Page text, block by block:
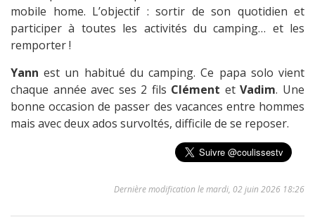
mobile home. L’objectif : sortir de son quotidien et
participer à toutes les activités du camping… et les
remporter !
Yann est un habitué du camping. Ce papa solo vient
chaque année avec ses 2 fils Clément etVadim. Une
bonne occasion de passer des vacances entre hommes
mais avec deux ados survoltés, difficile de se reposer.
Dernière modification le mardi, 02 juin 2026 18:26